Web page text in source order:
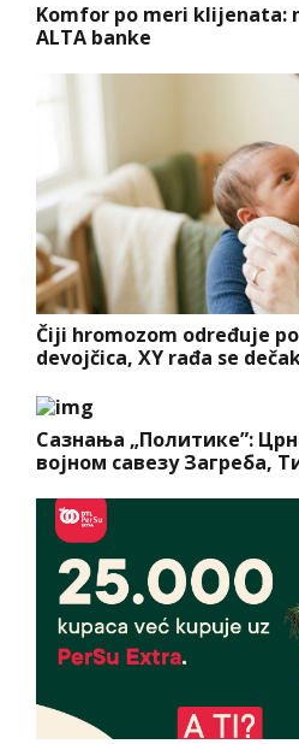
Komfor po meri klijenata:
ALTA banke
Čiji hromozom određuje
devojčica, XY rađa se
Сазнања „Политике”:
војном савезу Загреба,